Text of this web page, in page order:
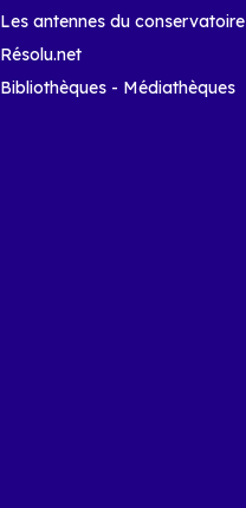
Les antennes du conservatoire
Résolu.net
Bibliothèques - Médiathèques